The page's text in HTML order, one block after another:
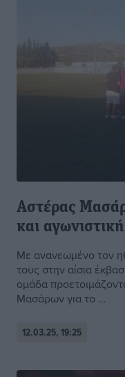
Αστέρας
και
Με ανανεωμένο τον
τους στην αίσια
ομάδα
Μασάρων για το ...
12.03.25, 19:25